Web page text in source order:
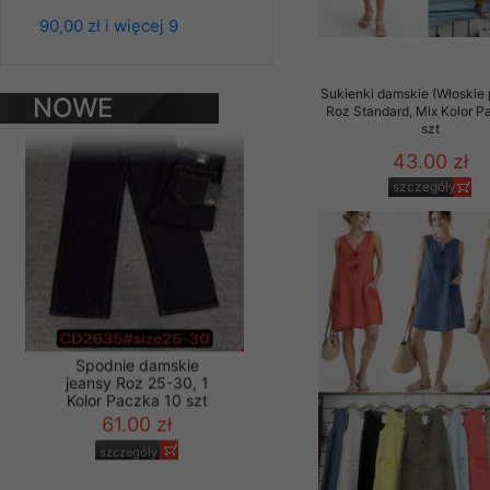
90,00 zł i więcej 9
NOWE
PRODUKTY
Spodnie damskie
jeansy Roz 25-30, 1
szczegóły
Spodnie damskie
jeansy Roz 25-30, 1
Sukienki damskie (Włoskie
Roz Standard, Mix Kolor
szt
43.00 zł
szczegóły
Materiały
naszym Sklepie.
Wszelkie pytania,
osobowych prosimy